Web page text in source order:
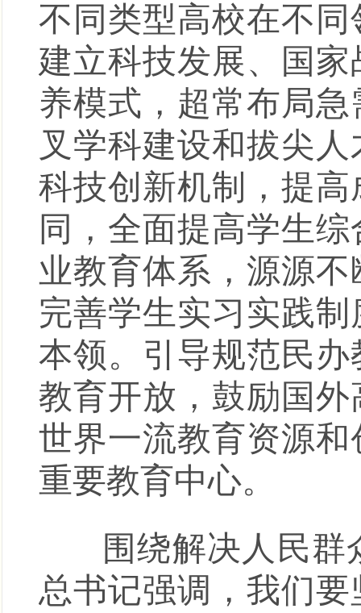
不同类型高校在不
建立科技发展、国
养模式，超常布局
叉学科建设和拔尖
科技创新机制，提
同，全面提高学生
业教育体系，源源
完善学生实习实践
本领。引导规范民
教育开放，鼓励国
世界一流教育资源
重要教育中心。
围绕解决人民群
总书记强调，我们